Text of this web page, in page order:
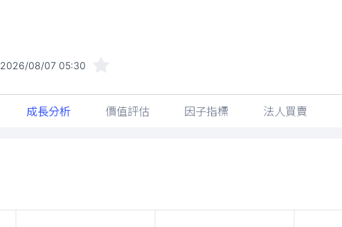
2026/08/07 05:30
成長分析 價值評估 因子指標 法人買賣